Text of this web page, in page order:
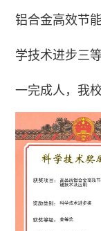
铝合金高效节
学技术进步三
一完成人，我